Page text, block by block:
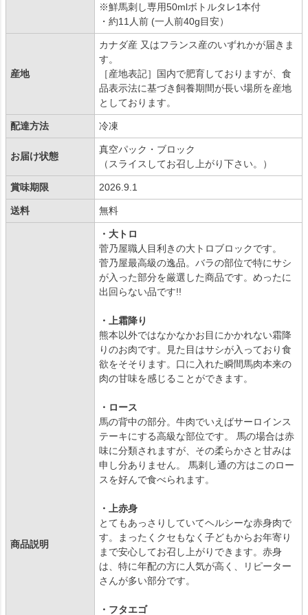
※鮮馬刺し専用50mlボトルタレ1本付
・約11人前 (一人前40g目安）
産地
カナダ産 又はフランス産のいずれかが届きま
す。
［産地表記］国内で肥育しておりますが、食
品表示法に基づき飼養期間が長い場所を産地
としております。
配達方法 冷凍
お届け状態
真空パック・ブロック
（スライスしてお召し上がり下さい。）
賞味期限 2026.9.1
送料 無料
商品説明
・大トロ
菅乃屋職人目利きの大トロブロックです。
菅乃屋最高級の逸品。バラの部位で特にサシ
が入った部分を厳選した商品です。めったに
出回らない品です!!
・上霜降り
熊本以外ではなかなかお目にかかれない霜降
りのお肉です。見た目はサシが入っており食
欲をそそります。口に入れた瞬間馬肉本来の
肉の甘味を感じることができます。
・ロース
馬の背中の部分。牛肉でいえばサーロインス
テーキにする高級な部位です。 馬の場合は赤
味に分類されますが、その柔らかさと甘みは
申し分ありません。 馬刺し通の方はこのロー
スを好んで食べられます。
・上赤身
とてもあっさりしていてヘルシーな赤身肉で
す。まったくクセもなく子どもからお年寄り
まで安心してお召し上がりできます。赤身
は、特に年配の方に人気が高く、リピーター
さんが多い部分です。
・フタエゴ